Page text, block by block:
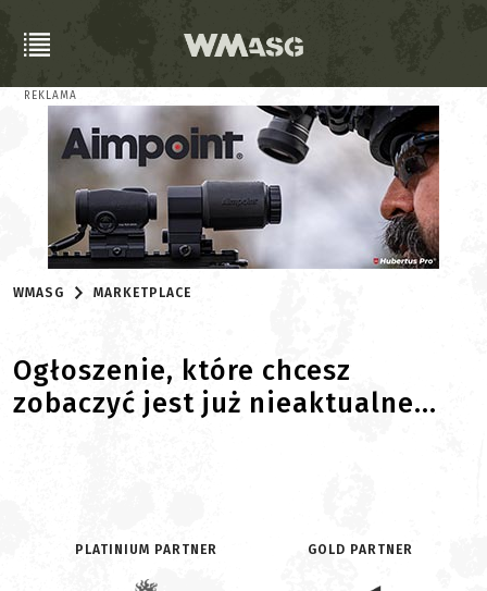
REKLAMA
WMASG MARKETPLACE
Ogłoszenie, które chcesz
zobaczyć jest już nieaktualne...
PLATINIUM PARTNER GOLD PARTNER